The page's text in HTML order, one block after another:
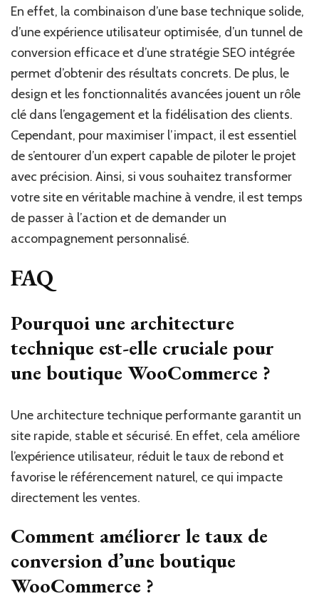
En effet, la combinaison d’une base technique solide,
d’une expérience utilisateur optimisée, d’un tunnel de
conversion efficace et d’une stratégie SEO intégrée
permet d’obtenir des résultats concrets. De plus, le
design et les fonctionnalités avancées jouent un rôle
clé dans l’engagement et la fidélisation des clients.
Cependant, pour maximiser l’impact, il est essentiel
de s’entourer d’un expert capable de piloter le projet
avec précision. Ainsi, si vous souhaitez transformer
votre site en véritable machine à vendre, il est temps
de passer à l’action et de demander un
accompagnement personnalisé.
FAQ
Pourquoi une architecture
technique est-elle cruciale pour
une boutique WooCommerce ?
Une architecture technique performante garantit un
site rapide, stable et sécurisé. En effet, cela améliore
l’expérience utilisateur, réduit le taux de rebond et
favorise le référencement naturel, ce qui impacte
directement les ventes.
Comment améliorer le taux de
conversion d’une boutique
WooCommerce ?